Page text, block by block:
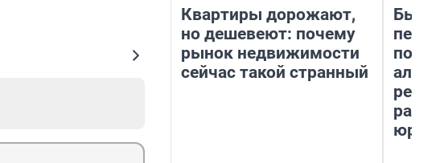
Квартиры дорожают,
но дешевеют: почему
рынок недвижимости
сейчас такой странный
Был